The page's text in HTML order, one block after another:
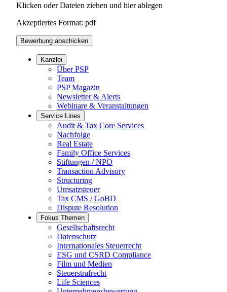
Klicken oder Dateien ziehen und hier ablegen
Akzeptiertes Format: pdf
Bewerbung abschicken
Kanzlei
Über PSP
Team
PSP Magazin
Newsletter & Alerts
Webinare & Veranstaltungen
Service Lines
Audit & Tax Core Services
Nachfolge
Real Estate
Family Office Services
Stiftungen / NPO
Transaction Advisory
Structuring
Umsatzsteuer
Tax CMS / GoBD
Dispute Resolution
Fokus Themen
Gesellschaftsrecht
Datenschutz
Internationales Steuerrecht
ESG und CSRD Compliance
Film und Medien
Steuerstrafrecht
Life Sciences